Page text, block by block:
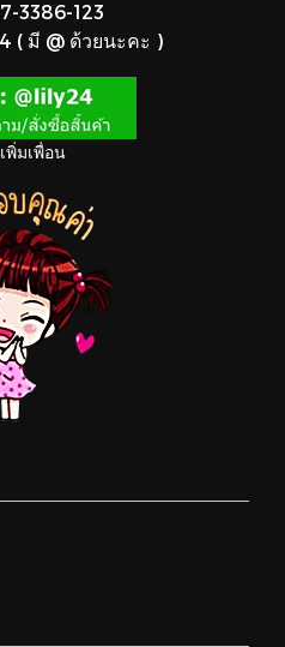
3386-123
( มี @ ด้วยนะคะ )
พิ่มเพื่อน